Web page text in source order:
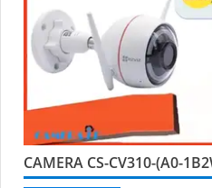
CAMERA CS-CV310-(A0-